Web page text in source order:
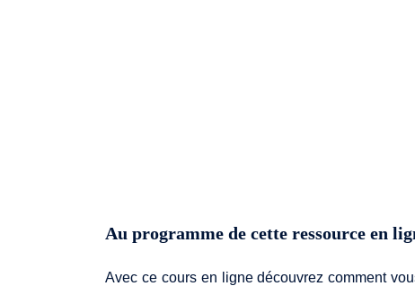
Au programme de cette ressource en
Avec ce cours en ligne découvrez comment